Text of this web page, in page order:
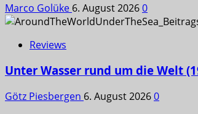
Marco Golüke 6. August 20260
Reviews
Unter Wasser rund um die Welt
Götz Piesbergen 6. August 20260